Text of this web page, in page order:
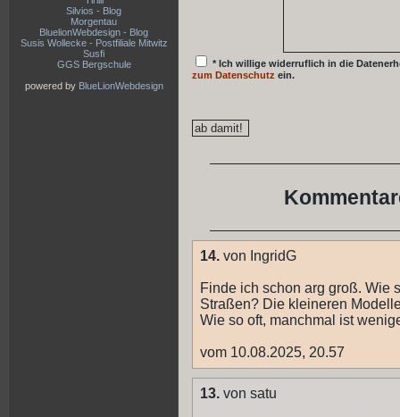
Silvios - Blog
Morgentau
BluelionWebdesign - Blog
Susis Wollecke - Postfiliale Mitwitz
Susfi
GGS Bergschule
powered by BlueLionWebdesign
* Ich willige widerruflich in die
zum Datenschutz ein.
14. von IngridG
Finde ich schon arg groß. Wie
Straßen? Die kleineren
Wie so oft, manchmal ist
vom 10.08.2025, 20.57
13. von satu